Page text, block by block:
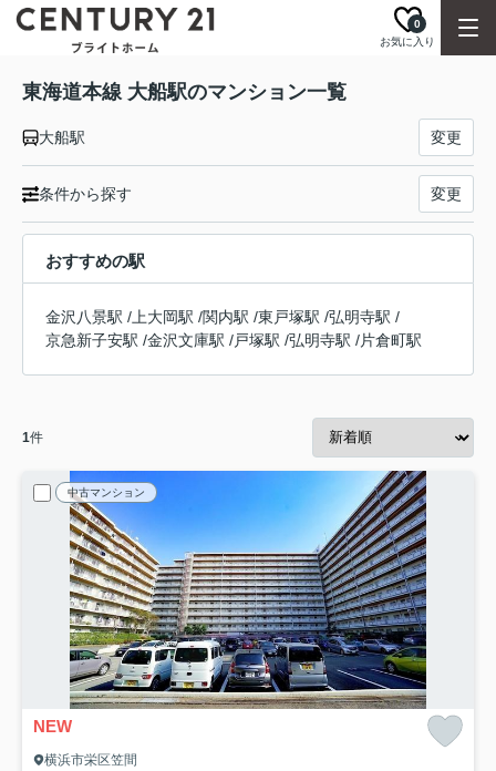
お気に入り
0
東海道本線 大船駅のマンション一覧
大船駅 変更
条件から探す 変更
おすすめの駅
金沢八景駅 / 上大岡駅 /関内駅 /東戸塚駅 /弘明寺駅 /
京急新子安駅 /金沢文庫駅 /戸塚駅 /弘明寺駅 /片倉町駅
1件
中古マンション
NEW
横浜市栄区笠間